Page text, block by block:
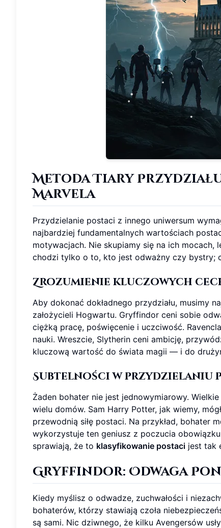
Metoda Tiary
Marvela
Przydzielanie postaci z innego uniwersum
najbardziej fundamentalnych wartościach
motywacjach. Nie skupiamy się na ich
chodzi tylko o to, kto jest odważny czy bystry;
Zrozumienie kluczowych
Aby dokonać dokładnego przydziału, musimy
założycieli Hogwartu. Gryffindor ceni sobie
ciężką pracę, poświęcenie i uczciwość.
nauki. Wreszcie, Slytherin ceni ambicję,
kluczową wartość do świata magii — i do
Subtelności w przydzielaniu
Żaden bohater nie jest jednowymiarowy.
wielu domów. Sam Harry Potter, jak wiemy,
przewodnią siłę postaci. Na przykład, bohater
wykorzystuje ten geniusz z poczucia
sprawiają, że to klasyfikowanie postaci jest tak
Gryffindor: Odwaga
Kiedy myślisz o odwadze, zuchwałości i
bohaterów, którzy stawiają czoła
są sami. Nic dziwnego, że kilku Avengersów